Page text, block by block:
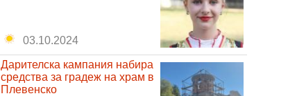
03.10.2024
Дарителска кампания набира
средства за градеж на храм в
Плевенско